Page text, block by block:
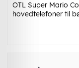
OTL Super Mario
hovedtelefoner til